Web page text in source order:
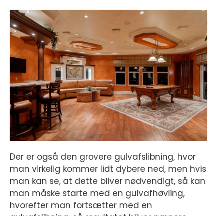
Der er også den grovere gulvafslibning, hvor
man virkelig kommer lidt dybere ned, men hvis
man kan se, at dette bliver nødvendigt, så kan
man måske starte med en gulvafhøvling,
hvorefter man fortsætter med en